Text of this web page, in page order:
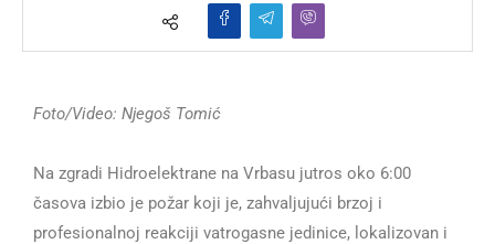
Foto/Video: Njegoš Tomić
Na zgradi Hidroelektrane na Vrbasu jutros oko 6:00
časova izbio je požar koji je, zahvaljujući brzoj i
profesionalnoj reakciji vatrogasne jedinice, lokalizovan i